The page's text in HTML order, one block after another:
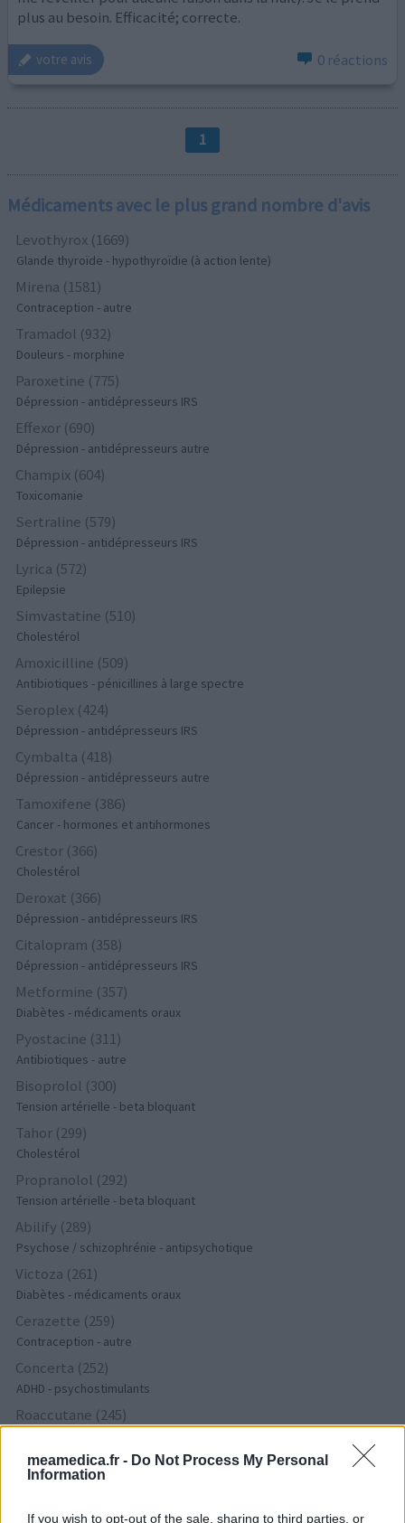
meamedica.fr - Do Not Process My Personal
Information
If you wish to opt-out of the sale, sharing to third parties, or
plus au besoin. Efficacité; correcte.
votre avis 0 réactions
1
Médicaments avec le plus grand nombre d'avis
Levothyrox (1669)
Glande thyroïde - hypothyroïdie (à action lente)
Mirena (1581)
Contraception - autre
Tramadol (932)
Douleurs - morphine
Paroxetine (775)
Dépression - antidépresseurs IRS
Effexor (690)
Dépression - antidépresseurs autre
Champix (604)
Toxicomanie
Sertraline (579)
Dépression - antidépresseurs IRS
Lyrica (572)
Epilepsie
Simvastatine (510)
Cholestérol
Amoxicilline (509)
Antibiotiques - pénicillines à large spectre
Seroplex (424)
Dépression - antidépresseurs IRS
Cymbalta (418)
Dépression - antidépresseurs autre
Tamoxifene (386)
Cancer - hormones et antihormones
Crestor (366)
Cholestérol
Deroxat (366)
Dépression - antidépresseurs IRS
Citalopram (358)
Dépression - antidépresseurs IRS
Metformine (357)
Diabètes - médicaments oraux
Pyostacine (311)
Antibiotiques - autre
Bisoprolol (300)
Tension artérielle - beta bloquant
Tahor (299)
Cholestérol
Propranolol (292)
Tension artérielle - beta bloquant
Abilify (289)
Psychose / schizophrénie - antipsychotique
Victoza (261)
Diabètes - médicaments oraux
Cerazette (259)
Contraception - autre
Concerta (252)
ADHD - psychostimulants
Roaccutane (245)
Keppra (245)
Epilepsie